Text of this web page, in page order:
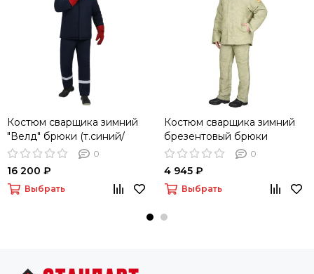
Костюм сварщика зимний
"Велд" брюки (т.синий/
красный)
0
16 200 ₽
Выбрать
Костюм сварщика зимний
брезентовый брюки
(бежевый)
0
4 945 ₽
Выбрать